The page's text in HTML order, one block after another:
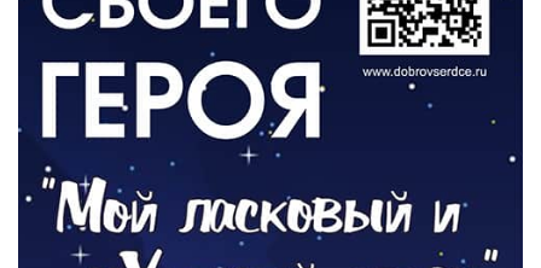
Новый настил на экотропе
05.08.2026